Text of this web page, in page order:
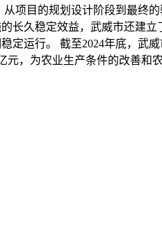
项目的规划设计阶段到最终
久稳定效益，武威市还建
运行。 截至2024年底，武
，为农业生产条件的改善和